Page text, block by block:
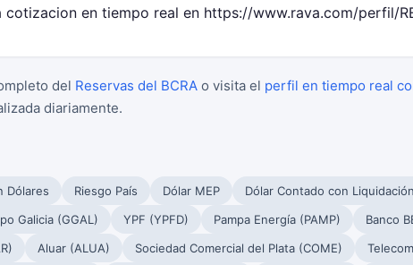
en tiempo real en https://www.rava.com/perfil/
del Reservas del BCRA o visita el perfil en tiempo real
diariamente.
Dólares Riesgo País Dólar MEP Dólar Contado con Liquidación
Galicia (GGAL) YPF (YPFD) Pampa Energía (PAMP) Banco
Aluar (ALUA) Sociedad Comercial del Plata (COME)